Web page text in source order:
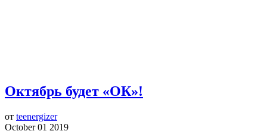
Октябрь будет «ОК»!
от teenergizer
October 01 2019